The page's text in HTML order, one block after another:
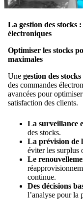
La gestion des stocks
électroniques
Optimiser les stocks
maximales
Une gestion des stocks
des commandes
avancées pour
satisfaction des clients.
La surveillance
des stocks.
La prévision de
éviter les surplus
Le
continue.
Des décisions
l’analyse pour la